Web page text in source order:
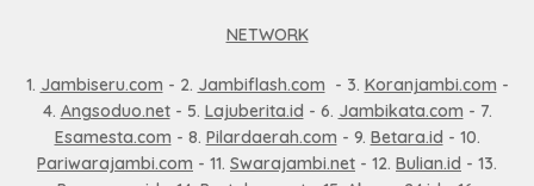
NETWORK
1. Jambiseru.com - 2. Jambiflash.com - 3. Koranjambi.com -
4. Angsoduo.net- 5. Lajuberita.id - 6. Jambikata.com - 7.
Esamesta.com - 8. Pilardaerah.com - 9. Betara.id - 10.
Pariwarajambi.com - 11. Swarajambi.net - 12. Bulian.id - 13.